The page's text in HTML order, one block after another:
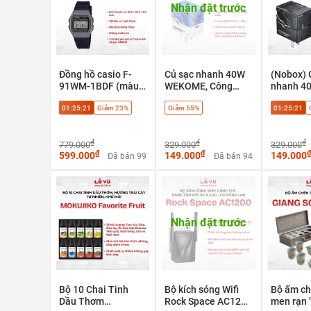
Đồng hồ casio F-
91WM-1BDF (màu
bạc) - Huyền thoại
cổ điển, phong cách
01:25:20 Giảm 23%
779.000₫
599.000₫ Đã bán 99
Nhận đặt trước
Củ sạc nhanh 40W
WEKOME, Công
Nghệ Gan
Giảm 55%
329.000₫
149.000₫ Đã bán 94
(Nobox)
nhanh
2 cổng
PPS
01:25:20
329.000₫
149.000₫
Bộ 10 Chai Tinh
Dầu Thơm
Nhận đặt trước
Bộ kích sóng Wifi
Rock Space AC1200
Bộ ấm
men rạn